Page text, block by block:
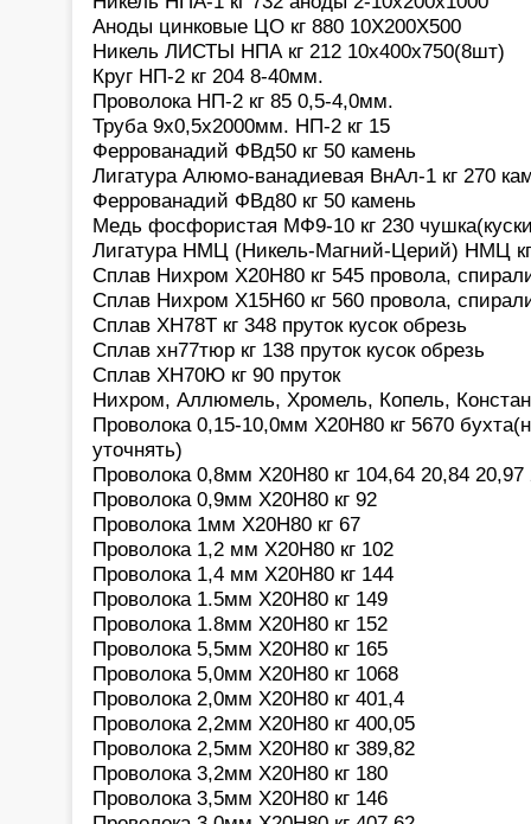
Аноды цинковые ЦО кг 880 10Х200Х500
Никель ЛИСТЫ НПА кг 212 10х400х750(8шт)
Круг НП-2 кг 204 8-40мм.
Проволока НП-2 кг 85 0,5-4,0мм.
Труба 9х0,5х2000мм. НП-2 кг 15
Феррованадий ФВд50 кг 50 камень
Лигатура Алюмо-ванадиевая ВнАл-1 кг 270
Феррованадий ФВд80 кг 50 камень
Медь фосфористая МФ9-10 кг 230
Лигатура НМЦ (Никель-Магний-Церий) НМЦ кг
Сплав Нихром Х20Н80 кг 545 провола,
Сплав Нихром Х15Н60 кг 560 провола,
Сплав ХН78Т кг 348 пруток кусок обрезь
Сплав хн77тюр кг 138 пруток кусок обрезь
Сплав ХН70Ю кг 90 пруток
Нихром, Аллюмель, Хромель, Копель,
Проволока 0,15-10,0мм Х20Н80 кг 5670
уточнять)
Проволока 0,8мм Х20Н80 кг 104,64 20,84 20,97
Проволока 0,9мм Х20Н80 кг 92
Проволока 1мм Х20Н80 кг 67
Проволока 1,2 мм Х20Н80 кг 102
Проволока 1,4 мм Х20Н80 кг 144
Проволока 1.5мм Х20Н80 кг 149
Проволока 1.8мм Х20Н80 кг 152
Проволока 5,5мм Х20Н80 кг 165
Проволока 5,0мм Х20Н80 кг 1068
Проволока 2,0мм Х20Н80 кг 401,4
Проволока 2,2мм Х20Н80 кг 400,05
Проволока 2,5мм Х20Н80 кг 389,82
Проволока 3,2мм Х20Н80 кг 180
Проволока 3,5мм Х20Н80 кг 146